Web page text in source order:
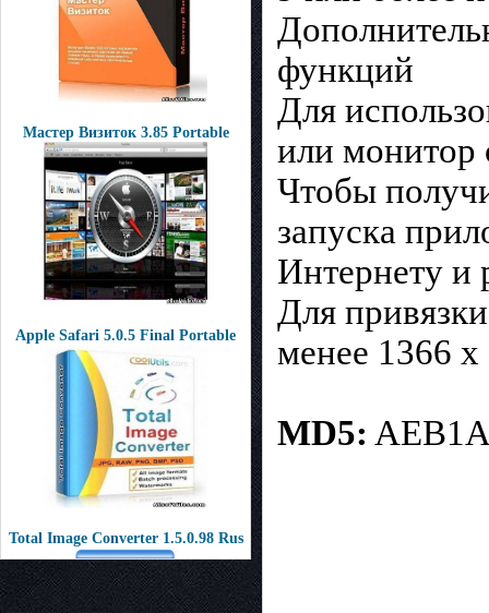
Мастер Визиток 3.85 Portable
Apple Safari 5.0.5 Final Portable
Total Image Converter 1.5.0.98 Rus
функций
Для
или монитор
Чтобы
запуска
Интернету и
Для
менее 1366 x
MD5: